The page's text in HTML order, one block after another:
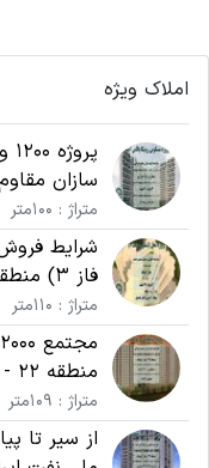
املاک ویژه
سازان مقاوم
متراژ : 100متر
شرایط
فاز 3) منطقه 22
متراژ : 110متر
منطقه 22 - ابنیه سازان مقاوم قربانی
متراژ : 109متر
از سیر تا